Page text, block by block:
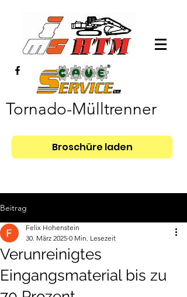
Tornado-Mülltrenner
Broschüre laden
Beitrag
Verunreinigtes
Eingangsmaterial bis zu
Felix Hohenstein
30. März 2025 0 Min. Lesezeit